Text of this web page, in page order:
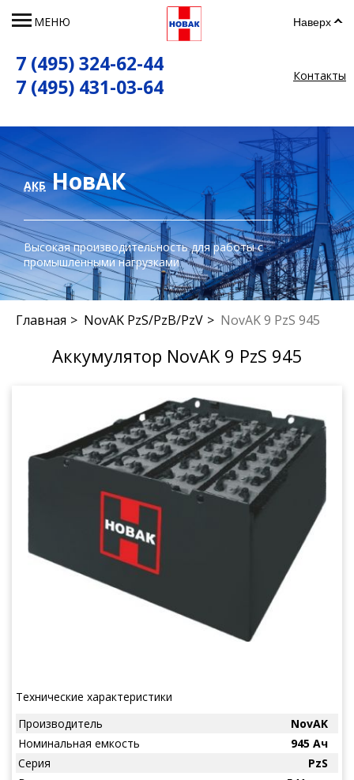
МЕНЮ Наверх
7 (495) 324-62-44
7 (495) 431-03-64
Контакты
АКБНовАК
Высокая производительность для работы с
промышленными нагрузками
Главная NovAK PzS/PzB/PzV NovAK 9 PzS 945
Аккумулятор NovAK 9 PzS 945
Технические характеристики
Производитель
NovAK
Номинальная емкость
945 Ач
Серия
PzS